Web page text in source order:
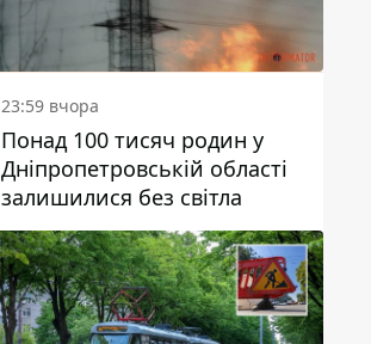
23:59 вчора
Понад 100 тисяч родин у
Дніпропетровській області
залишилися без світла